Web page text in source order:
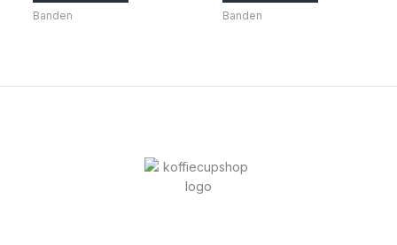
Banden Banden